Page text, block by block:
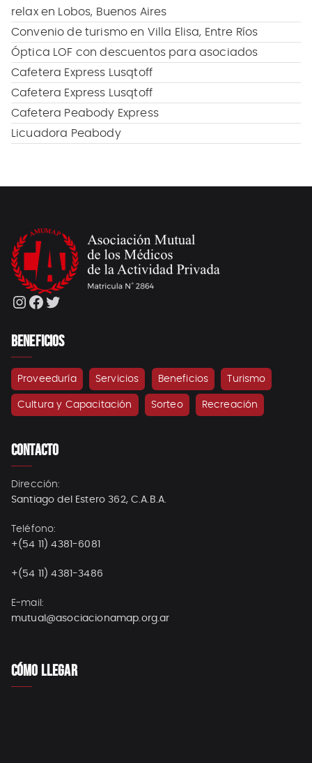
relax en Lobos, Buenos Aires
Convenio de turismo en Villa Elisa, Entre Ríos
Óptica LOF con descuentos para asociados
Cafetera Express Lusqtoff
Cafetera Express Lusqtoff
Cafetera Peabody Express
Licuadora Peabody
Instagram
Facebook
Twitter
BENEFICIOS
Proveeduría Servicios Beneficios Turismo
Cultura y Capacitación Sorteo Recreación
CONTACTO
Dirección:
Santiago del Estero 362, C.A.B.A.
Teléfono:
+(54 11) 4381-6081
+(54 11) 4381-3486
E-mail:
mutual@asociacionamap.org.ar
CÓMO LLEGAR